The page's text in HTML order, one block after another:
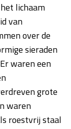
lichaam
van
over de
sieraden
waren een
grote
waren
roestvrij staal